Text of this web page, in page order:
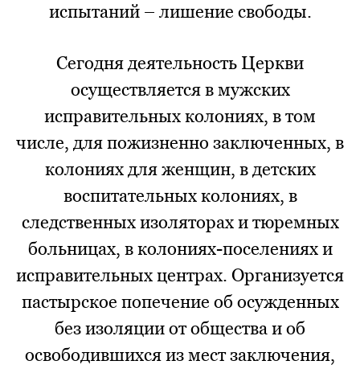
испытаний – лишение свободы.
Сегодня деятельность Церкви
осуществляется в мужских
исправительных колониях, в том
числе, для пожизненно заключенных, в
колониях для женщин, в детских
воспитательных колониях, в
следственных изоляторах и тюремных
больницах, в колониях-поселениях и
исправительных центрах. Организуется
пастырское попечение об осужденных
без изоляции от общества и об
освободившихся из мест заключения,